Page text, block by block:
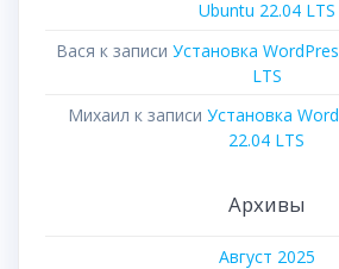
Ubuntu 22.04 LTS
Вася к записи Установка
LTS
Михаил к записи Установка
22.04 LTS
Архивы
Август 2025